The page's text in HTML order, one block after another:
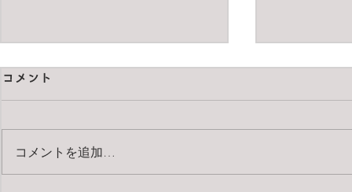
コメント
コメントを追加…